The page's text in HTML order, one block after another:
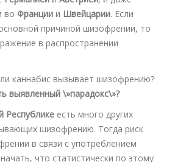
во Франции и Швейцарии. Если
причиной шизофрении, то
в распространении
выявленный \»парадокс\»?
Республике есть много других
шизофрению. Тогда риск
в связи с употреблением
что статистически по этому